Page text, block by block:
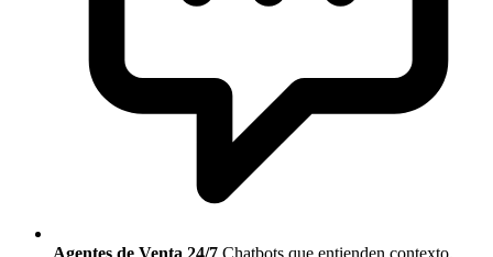
Agentes de Venta 24/7 Chatbots que entienden contexto,